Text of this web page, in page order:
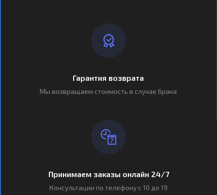
Гарантия возврата
Мы возвращаем стоимость в случае брака
Принимаем заказы онлайн 24/7
Консультации по телефону с 10 до 19